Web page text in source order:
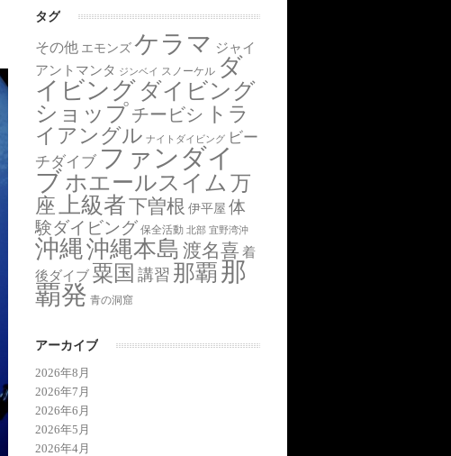
タグ
その他 エモンズ ケラマ ジャイ
アントマンタ
ジンベイ スノーケル ダ
イビング ダイビング
ショップチービシ トラ
イアングル ナイトダイビング ビー
チダイブ ファンダイ
ブホエールスイム 万
座
上級者下曽根 伊平屋 体
験ダイビング 保全活動 北部 宜野湾沖
沖縄沖縄本島 渡名喜 着
後ダイブ 粟国 講習 那覇 那
覇発 青の洞窟
アーカイブ
2026年8月
2026年7月
2026年6月
2026年5月
2026年4月